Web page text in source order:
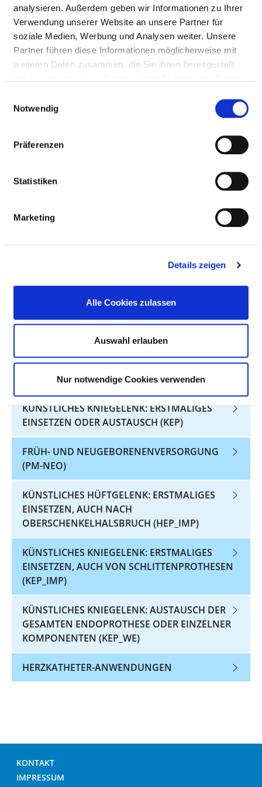
analysieren. Außerdem geben wir Informationen zu Ihrer
Verwendung unserer Website an unsere Partner für
soziale Medien, Werbung und Analysen weiter. Unsere
Partner führen diese Informationen möglicherweise mit
weiteren Daten zusammen, die Sie ihnen bereitgestellt
Notwendig
Präferenzen
Statistiken
Marketing
Details zeigen
Alle Cookies zulassen
Auswahl erlauben
Nur notwendige Cookies verwenden
HALSSCHLAGADER-VERENGUNG:
WIEDERHERSTELLUNG EINES AUSREICHENDEN
BLUTFLUSSES DURCH EINEN OPERATIVEN
EINGRIFF (KAROTIS)
OPERATIONEN AN DEN WEIBLICHEN
GESCHLECHTSORGANEN (OHNE OPERATIONEN
ZUR ENTFERNUNG DER GEBÄRMUTTER) (GYN-
OP)
GEBURTSHILFE: VERSORGUNG VON MUTTER
UND KIND KURZ VOR, WÄHREND UND KURZ
GEBROCHENEN KNOCHENTEILE DURCH EINE
DRUCKGESCHWÜR (DEKUBITUS):
VORBEUGUNG DURCH PFLEGERISCHE
MASSNAHMEN (DEK)
KÜNSTLICHES HÜFTGELENK: ERSTMALIGES
EINSETZEN ODER AUSTAUSCH (HGV-HEP)
KÜNSTLICHES KNIEGELENK: ERSTMALIGES
EINSETZEN ODER AUSTAUSCH (KEP)
FRÜH- UND NEUGEBORENENVERSORGUNG
(PM-NEO)
KÜNSTLICHES HÜFTGELENK: ERSTMALIGES
EINSETZEN, AUCH NACH
OBERSCHENKELHALSBRUCH (HEP_IMP)
KÜNSTLICHES KNIEGELENK: ERSTMALIGES
EINSETZEN, AUCH VON SCHLITTENPROTHESEN
(KEP_IMP)
KÜNSTLICHES KNIEGELENK: AUSTAUSCH DER
GESAMTEN ENDOPROTHESE ODER EINZELNER
KOMPONENTEN (KEP_WE)
HERZKATHETER-ANWENDUNGEN
KONTAKT
IMPRESSUM